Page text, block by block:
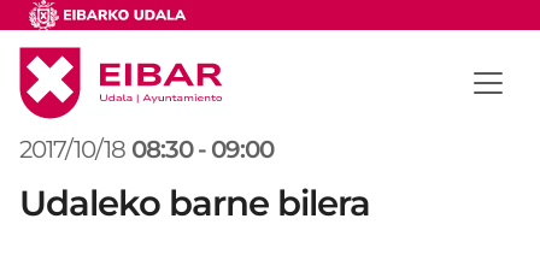
2017/10/18 08:30 - 09:00
Udaleko barne bilera